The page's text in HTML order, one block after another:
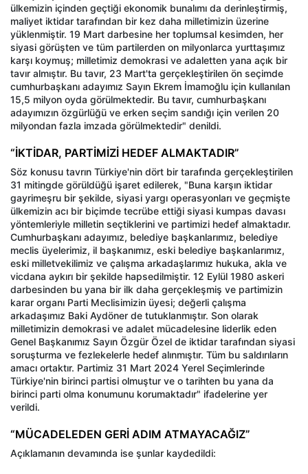
ülkemizin içinden geçtiği ekonomik bunalımı da derinleştirmiş,
maliyet iktidar tarafından bir kez daha milletimizin üzerine
yüklenmiştir. 19 Mart darbesine her toplumsal kesimden, her
siyasi görüşten ve tüm partilerden on milyonlarca yurttaşımız
karşı koymuş; milletimiz demokrasi ve adaletten yana açık bir
tavır almıştır. Bu tavır, 23 Mart'ta gerçekleştirilen ön seçimde
cumhurbaşkanı adayımız Sayın Ekrem İmamoğlu için kullanılan
15,5 milyon oyda görülmektedir. Bu tavır, cumhurbaşkanı
adayımızın özgürlüğü ve erken seçim sandığı için verilen 20
milyondan fazla imzada görülmektedir" denildi.
“İKTİDAR, PARTİMİZİ HEDEF ALMAKTADIR”
Söz konusu tavrın Türkiye'nin dört bir tarafında gerçekleştirilen
31 mitingde görüldüğü işaret edilerek, "Buna karşın iktidar
gayrimeşru bir şekilde, siyasi yargı operasyonları ve geçmişte
ülkemizin acı bir biçimde tecrübe ettiği siyasi kumpas davası
yöntemleriyle milletin seçtiklerini ve partimizi hedef almaktadır.
Cumhurbaşkanı adayımız, belediye başkanlarımız, belediye
meclis üyelerimiz, il başkanımız, eski belediye başkanlarımız,
eski milletvekilimiz ve çalışma arkadaşlarımız hukuka, akla ve
vicdana aykırı bir şekilde hapsedilmiştir. 12 Eylül 1980 askeri
darbesinden bu yana bir ilk daha gerçekleşmiş ve partimizin
karar organı Parti Meclisimizin üyesi; değerli çalışma
arkadaşımız Baki Aydöner de tutuklanmıştır. Son olarak
milletimizin demokrasi ve adalet mücadelesine liderlik eden
Genel Başkanımız Sayın Özgür Özel de iktidar tarafından siyasi
soruşturma ve fezlekelerle hedef alınmıştır. Tüm bu saldırıların
amacı ortaktır. Partimiz 31 Mart 2024 Yerel Seçimlerinde
Türkiye'nin birinci partisi olmuştur ve o tarihten bu yana da
birinci parti olma konumunu korumaktadır" ifadelerine yer
verildi.
“MÜCADELEDEN GERİ ADIM ATMAYACAĞIZ”
Açıklamanın devamında ise şunlar kaydedildi: